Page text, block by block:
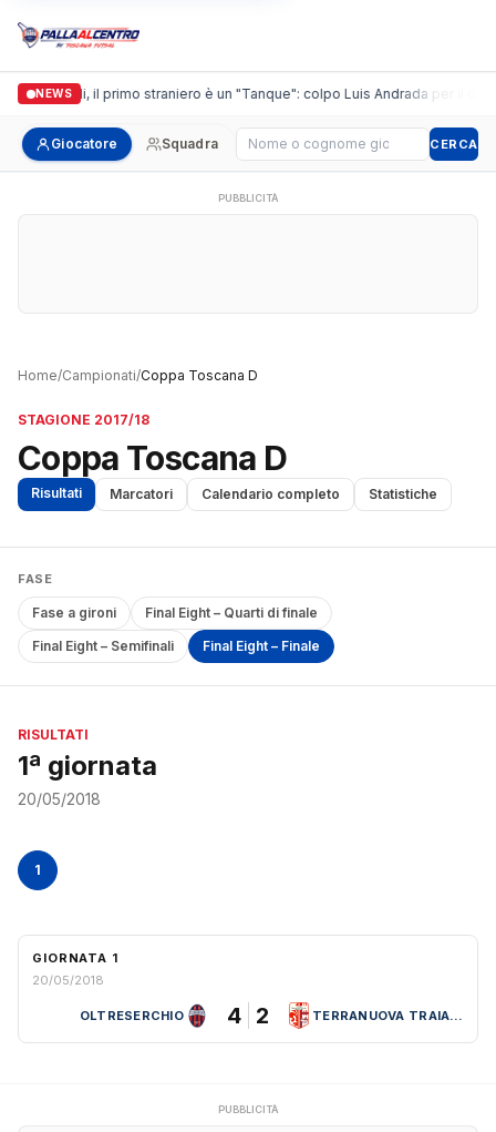
NEWS
Casalguidi, il primo straniero è un "Tanque": colpo Luis Andrada per il
Giocatore Squadra Cerca giocatore CERCA
PUBBLICITÀ
Home/Campionati/Coppa Toscana D
STAGIONE 2017/18
Coppa Toscana D
Risultati Marcatori Calendario completo Statistiche
FASE
Fase a gironi
Final Eight – Quarti di finale
Final Eight – Semifinali
Final Eight – Finale
RISULTATI
1ª giornata
20/05/2018
1
GIORNATA 1
20/05/2018
OLTRESERCHIO 4 2 TERRANUOVA TRAIANA
PUBBLICITÀ